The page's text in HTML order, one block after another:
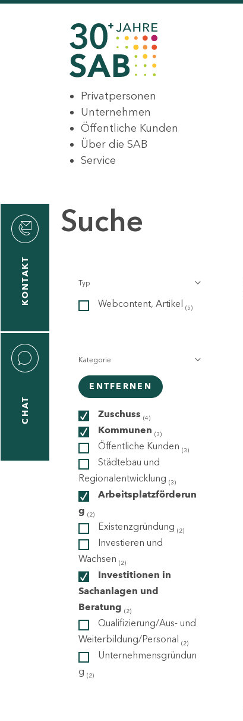
Privatpersonen
Unternehmen
Öffentliche Kunden
Über die SAB
Service
KONTAKT
CHAT
Suche
Typ
Webcontent, Artikel (5)
Kategorie
ENTFERNEN
Zuschuss (4)
Kommunen (3)
Öffentliche Kunden (3)
Städtebau und
Regionalentwicklung (3)
Arbeitsplatzförderun
g (2)
Existenzgründung (2)
Investieren und
Wachsen (2)
Investitionen in
Sachanlagen und
Beratung (2)
Qualifizierung/Aus- und
Weiterbildung/Personal (2)
Unternehmensgründun
g (2)